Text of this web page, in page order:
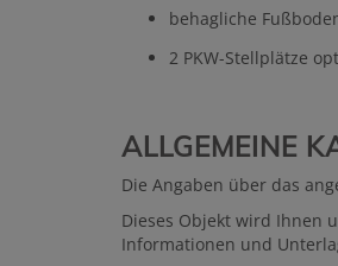
behagliche
2 PKW-Stellplätze
ALLGEMEINE
Die Angaben über das
Dieses Objekt wird Ihnen
Informationen und